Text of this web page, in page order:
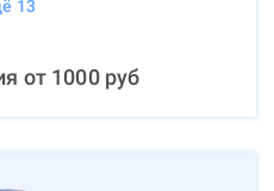
13
от 1000руб